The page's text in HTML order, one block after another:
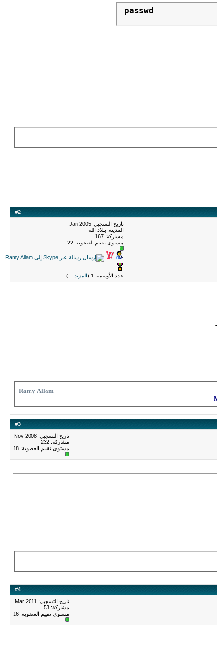
passwd
#2
تاريخ التسجيل: Jan 2005
المدينة: بـلاد الله
مشاركة: 167
مستوى تقييم العضوية: 22
عدد الأوسمة: 1 ( المزيد ... )
Ramy Allam
#3
تاريخ التسجيل: Nov 2008
مشاركة: 232
مستوى تقييم العضوية: 18
#4
تاريخ التسجيل: Mar 2011
مشاركة: 53
مستوى تقييم العضوية: 16